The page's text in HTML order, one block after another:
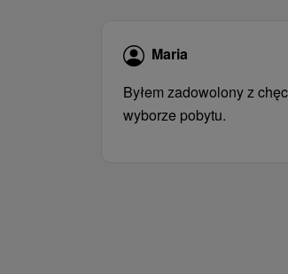
Maria
Byłem zadowolony z
wyborze pobytu.